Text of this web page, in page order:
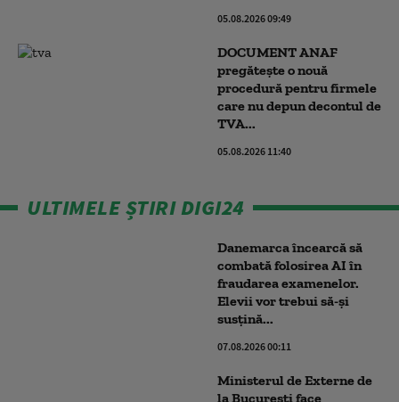
05.08.2026 09:49
DOCUMENT ANAF
pregătește o nouă
procedură pentru firmele
care nu depun decontul de
TVA...
05.08.2026 11:40
ULTIMELE ȘTIRI DIGI24
Danemarca încearcă să
combată folosirea AI în
fraudarea examenelor.
Elevii vor trebui să-şi
susţină...
07.08.2026 00:11
Ministerul de Externe de
la București face